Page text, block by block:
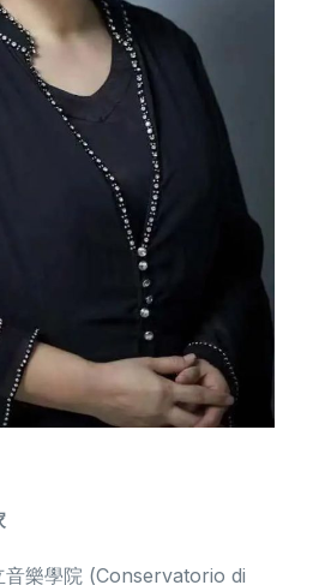
音樂學院 (Conservatorio di